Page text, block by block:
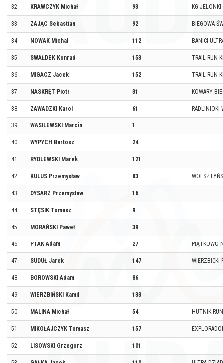
32 KRAWCZYK Michał 93 KG JELONKI
33 ZAJĄC Sebastian 92 BIEGOWA
34 NOWAK Michał 112 BANICI
35 SWAŁDEK Konrad 153 TRAIL RUN
36 MIGACZ Jacek 152 TRAIL RUN
37 NASKRĘT Piotr 31 KOWARY
38 ZAWADZKI Karol 61 RADLINIOKI
39 WASILEWSKI Marcin 1
40 WYPYCH Bartosz 24
41 RYDLEWSKI Marek 121
42 KULUS Przemysław 83
43 DYSARZ Przemysław 16
44 STĘSIK Tomasz 9
45 MORAŃSKI Paweł 39
46 PTAK Adam 27 PIĄTKOWO
47 SUDUŁ Jarek 147 WIERZBICKI
48 BOROWSKI Adam 86
49 WIERZBIŃSKI Kamil 133
50 MALINA Michał 54 HUTNIK RUN
51 MIKOŁAJCZYK Tomasz 157
52 LISOWSKI Grzegorz 101